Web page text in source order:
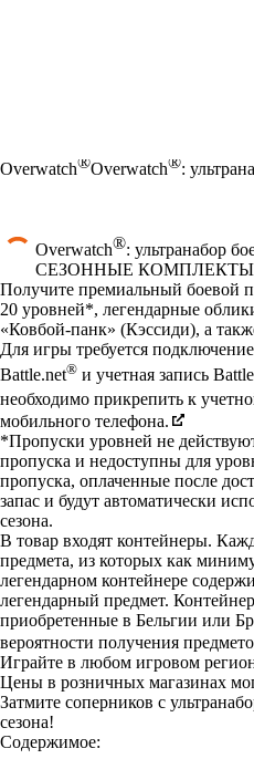
Overwatch®Overwatch®:
Overwatch®: ультранабор
СЕЗОННЫЕ КОМПЛЕКТЫ
Product Notification
Получите премиальный боевой
20 уровней*, легендарные
«Ковбой-панк» (Кэссиди), а
Цена
Available actions
Для игры требуется
Battle.net® и учетная запись
необходимо прикрепить к
мобильного телефона.
*Пропуски уровней не
пропуска и недоступны для
пропуска, оплаченные после
запас и будут автоматически
сезона.
В товар входят контейнеры.
предмета, из которых как
легендарном контейнере
легендарный предмет.
приобретенные в Бельгии или
вероятности получения
Играйте в любом игровом
Цены в розничных магазинах
Затмите соперников с
сезона!
Содержимое: